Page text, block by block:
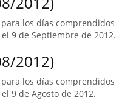
los días comprendidos
9 de Septiembre de 2012.
2012)
los días comprendidos
9 de Agosto de 2012.